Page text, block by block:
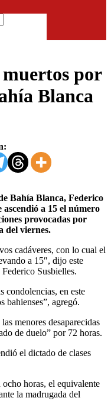
muertos por
Blanca
ascendió a 15 el número
provocadas por
del viernes.
cadáveres, con lo cual el
a 15″, dijo este
Susbielles.
condolencias, en este
bahienses”, agregó.
menores desaparecidas
de duelo” por 72 horas.
el dictado de clases
horas, el equivalente
la madrugada del